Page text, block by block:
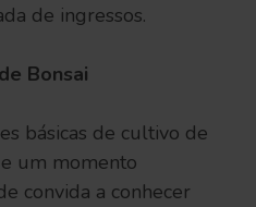
de ingressos.
Bonsai
básicas de cultivo de
um momento
convida a conhecer